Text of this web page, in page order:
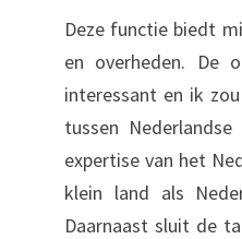
Deze functie biedt
en overheden. De
interessant en ik
tussen
expertise van het
klein land als
Daarnaast sluit de